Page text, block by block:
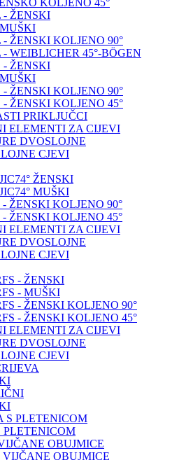
KOLJENO 45°
- ŽENSKI
ŽENSKI KOLJENO 90°
WEIBLICHER 45°-BÖGEN
- ŽENSKI
- ŽENSKI KOLJENO 90°
- ŽENSKI KOLJENO 45°
PRIKLJUČCI
ELEMENTI ZA CIJEVI
DVOSLOJNE
CJEVI
ŽENSKI
MUŠKI
- ŽENSKI KOLJENO 90°
- ŽENSKI KOLJENO 45°
ELEMENTI ZA CIJEVI
DVOSLOJNE
CJEVI
- ŽENSKI
- MUŠKI
- ŽENSKI KOLJENO 90°
- ŽENSKI KOLJENO 45°
ELEMENTI ZA CIJEVI
DVOSLOJNE
CJEVI
S PLETENICOM
PLETENICOM
OBUJMICE
VIJČANE OBUJMICE